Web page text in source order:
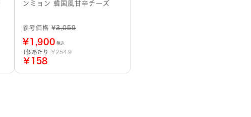
ンミョン 韓国風甘辛チーズ
参考価格 ¥3,059
¥1,900 税込
1個あたり ￥254.9
￥158